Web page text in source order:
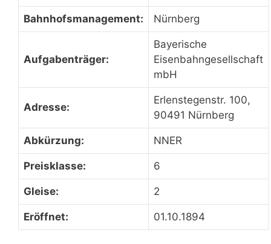
Bahnhofsmanagement: Nürnberg
Aufgabenträger:
Bayerische
Eisenbahngesellschaft
mbH
Adresse:
Erlenstegenstr. 100,
90491 Nürnberg
Abkürzung: NNER
Preisklasse: 6
Gleise: 2
Eröffnet: 01.10.1894